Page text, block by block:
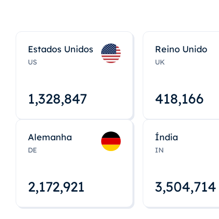
Estados Unidos
US
1,328,848
Reino Unido
UK
418,167
Alemanha
DE
2,172,922
Índia
IN
3,504,715